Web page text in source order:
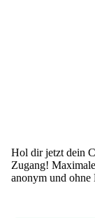
Hol dir jetzt dein
Zugang!
anonym und ohne